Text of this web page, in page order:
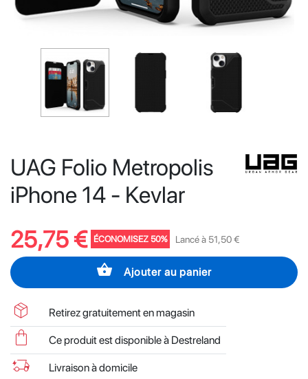
UAG Folio Metropolis
iPhone 14 - Kevlar
25,75 €
ÉCONOMISEZ 50% Lancé à 51,50 €
shopping_basket Ajouter au panier
package_2 Retirez gratuitement en magasin
shopping_bag Ce produit est disponible à Destreland
delivery_truck_bolt Livraison à domicile